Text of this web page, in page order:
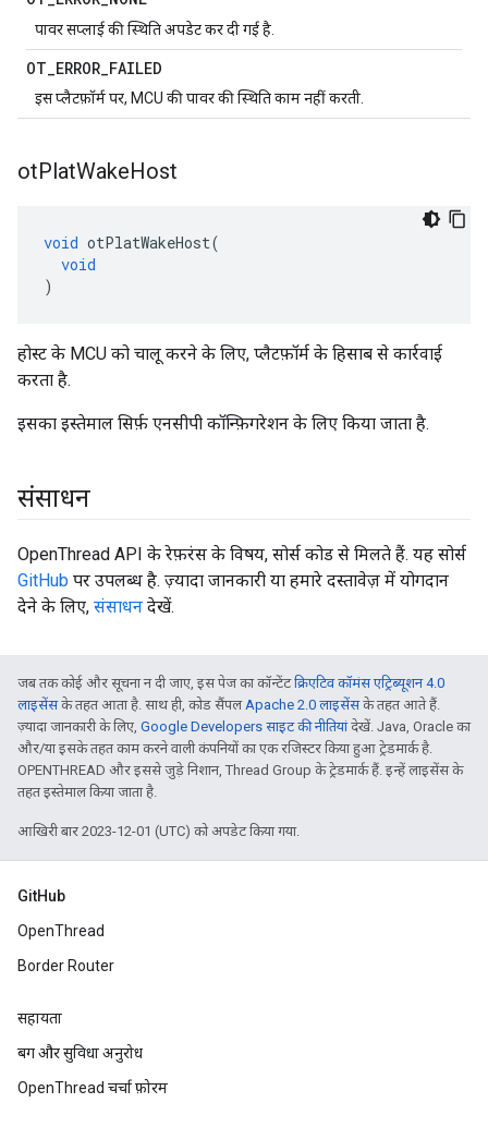
पावर सप्लाई की स्थिति अपडेट कर दी गई है.
OT_ERROR_FAILED
इस प्लैटफ़ॉर्म पर, MCU की पावर की स्थिति काम नहीं करती.
otPlatWakeHost
void otPlatWakeHost(
void
)
होस्ट के MCU को चालू करने के लिए, प्लैटफ़ॉर्म के हिसाब से कार्रवाई
करता है.
इसका इस्तेमाल सिर्फ़ एनसीपी कॉन्फ़िगरेशन के लिए किया जाता है.
संसाधन
OpenThread API के रेफ़रंस के विषय, सोर्स कोड से मिलते हैं. यह सोर्स
GitHub पर उपलब्ध है. ज़्यादा जानकारी या हमारे दस्तावेज़ में योगदान
देने के लिए, संसाधन देखें.
जब तक कोई और सूचना न दी जाए, इस पेज का कॉन्टेंटक्रिएटिव कॉमंस एट्रिब्यूशन 4.0
लाइसेंसके तहत आता है. साथ ही, कोड सैंपलApache 2.0 लाइसेंसके तहत आते हैं.
ज़्यादा जानकारी के लिए, Google Developers साइट की नीतियांदेखें. Java, Oracle का
और/या इसके तहत काम करने वाली कंपनियों का एक रजिस्टर किया हुआ ट्रेडमार्क है.
OPENTHREAD और इससे जुड़े निशान, Thread Group के ट्रेडमार्क हैं. इन्हें लाइसेंस के
तहत इस्तेमाल किया जाता है.
आखिरी बार 2023-12-01 (UTC) को अपडेट किया गया.
GitHub
OpenThread
Border Router
सहायता
बग और सुविधा अनुरोध
OpenThread चर्चा फ़ोरम